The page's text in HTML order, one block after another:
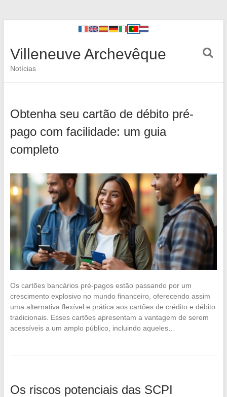
Villeneuve Archevêque
Notícias
Obtenha seu cartão de débito pré-
pago com facilidade: um guia
completo
Os cartões bancários pré-pagos estão passando por um
crescimento explosivo no mundo financeiro, oferecendo assim
uma alternativa flexível e prática aos cartões de crédito e débito
tradicionais. Esses cartões apresentam a vantagem de serem
acessíveis a um amplo público, incluindo aqueles…
Os riscos potenciais das SCPI